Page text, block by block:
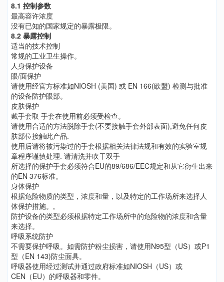
8.1 控制参数
最高容许浓度
没有已知的国家规定的暴露极限。
8.2 暴露控制
适当的技术控制
常规的工业卫生操作。
人身保护设备
眼/面保护
请使用经官方标准如NIOSH (美国) 或 EN 166(欧盟) 检测与批准
的设备防护眼部。
皮肤保护
戴手套取 手套在使用前必须受检查。
请使用合适的方法脱除手套(不要接触手套外部表面),避免任何皮
肤部位接触此产品.
使用后请将被污染过的手套根据相关法律法规和有效的实验室规
章程序谨慎处理. 请清洗并吹干双手
所选择的保护手套必须符合EU的89/686/EEC规定和从它衍生出来
的EN 376标准。
身体保护
根据危险物质的类型，浓度和量，以及特定的工作场所来选择人
体保护措施。,
防护设备的类型必须根据特定工作场所中的危险物的浓度和含量
来选择。
呼吸系统防护
不需要保护呼吸。如需防护粉尘损害，请使用N95型（US）或P1
型（EN 143)防尘面具。
呼吸器使用经过测试并通过政府标准如NIOSH（US）或
CEN（EU）的呼吸器和零件。